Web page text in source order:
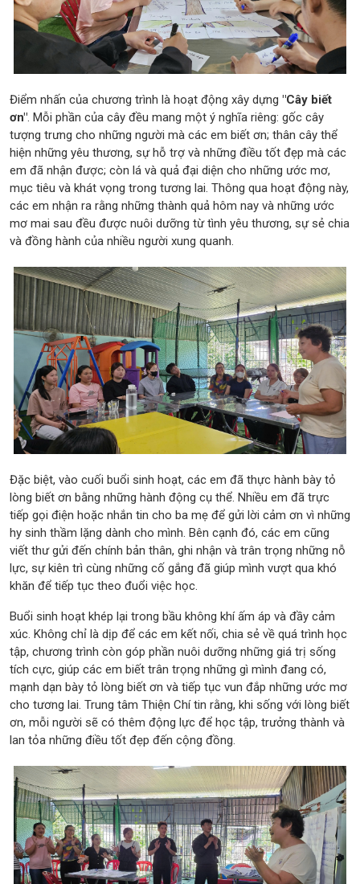
Điểm nhấn của chương trình là hoạt động xây dựng "Cây biết
ơn". Mỗi phần của cây đều mang một ý nghĩa riêng: gốc cây
tượng trưng cho những người mà các em biết ơn; thân cây thể
hiện những yêu thương, sự hỗ trợ và những điều tốt đẹp mà các
em đã nhận được; còn lá và quả đại diện cho những ước mơ,
mục tiêu và khát vọng trong tương lai. Thông qua hoạt động này,
các em nhận ra rằng những thành quả hôm nay và những ước
mơ mai sau đều được nuôi dưỡng từ tình yêu thương, sự sẻ chia
và đồng hành của nhiều người xung quanh.
Đặc biệt, vào cuối buổi sinh hoạt, các em đã thực hành bày tỏ
lòng biết ơn bằng những hành động cụ thể. Nhiều em đã trực
tiếp gọi điện hoặc nhắn tin cho ba mẹ để gửi lời cảm ơn vì những
hy sinh thầm lặng dành cho mình. Bên cạnh đó, các em cũng
viết thư gửi đến chính bản thân, ghi nhận và trân trọng những nỗ
lực, sự kiên trì cùng những cố gắng đã giúp mình vượt qua khó
khăn để tiếp tục theo đuổi việc học.
Buổi sinh hoạt khép lại trong bầu không khí ấm áp và đầy cảm
xúc. Không chỉ là dịp để các em kết nối, chia sẻ về quá trình học
tập, chương trình còn góp phần nuôi dưỡng những giá trị sống
tích cực, giúp các em biết trân trọng những gì mình đang có,
mạnh dạn bày tỏ lòng biết ơn và tiếp tục vun đắp những ước mơ
cho tương lai. Trung tâm Thiện Chí tin rằng, khi sống với lòng biết
ơn, mỗi người sẽ có thêm động lực để học tập, trưởng thành và
lan tỏa những điều tốt đẹp đến cộng đồng.